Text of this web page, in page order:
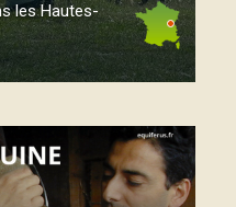
les Hautes-